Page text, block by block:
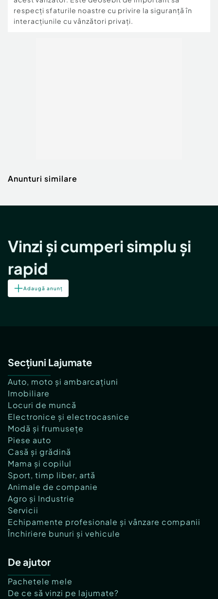
respecți sfaturile noastre cu privire la siguranță în
interacțiunile cu vânzători privați.
Anunturi similare
Vinzi și cumperi simplu și
rapid
Adaugă anunț
Secțiuni Lajumate
Auto, moto și ambarcațiuni
Imobiliare
Locuri de muncă
Electronice și electrocasnice
Modă și frumusețe
Piese auto
Casă și grădină
Mama și copilul
Sport, timp liber, artă
Animale de companie
Agro și Industrie
Servicii
Echipamente profesionale și vânzare companii
Închiriere bunuri și vehicule
De ajutor
Pachetele mele
De ce să vinzi pe lajumate?